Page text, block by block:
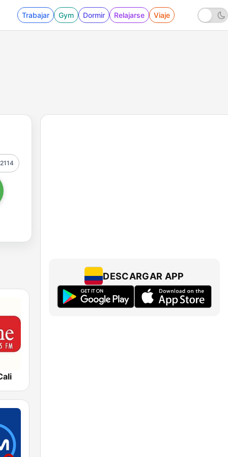
Trabajar Gym Dormir Relajarse Viaje
2114
DESCARGAR APP